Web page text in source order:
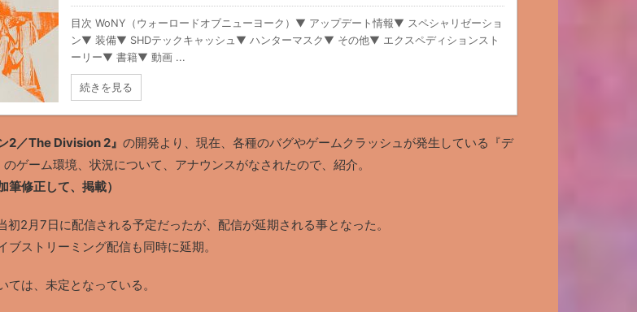
目次 WoNY（ウォーロードオブニューヨーク）▼ アップデート情報▼ スペシャリゼーショ
ン▼ 装備▼ SHDテックキャッシュ▼ ハンターマスク▼ その他▼ エクスペディションスト
ーリー▼ 書籍▼ 動画 ...
続きを見る
2／The Division 2』 の開発より、現在、各種のバグやゲームクラッシュが発生している『デ
のゲーム環境、状況について、アナウンスがなされたので、紹介。
筆修正して、掲載）
初2月7日に配信される予定だったが、配信が延期される事となった。
ブストリーミング配信も同時に延期。
ては、未定となっている。